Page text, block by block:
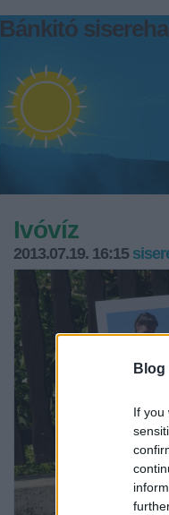
Blog
If you
Bánkitó
Ivóvíz
2013.07.19. 16:15